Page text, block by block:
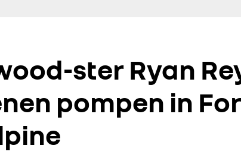
ster Ryan
pompen in